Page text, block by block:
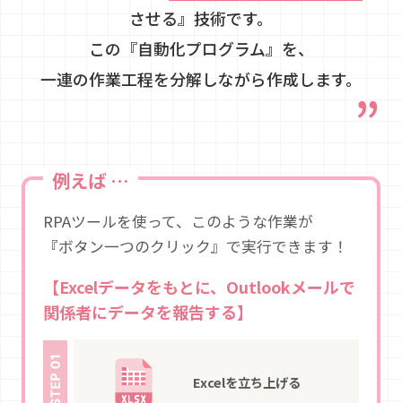
させる』技術です。
この『自動化プログラム』を、
一連の作業工程を分解しながら作成します。
例えば …
RPAツールを使って、このような作業が
『ボタン一つのクリック』で実行できます！
【Excelデータをもとに、Outlookメールで
関係者にデータを報告する】
Excelを立ち上げる